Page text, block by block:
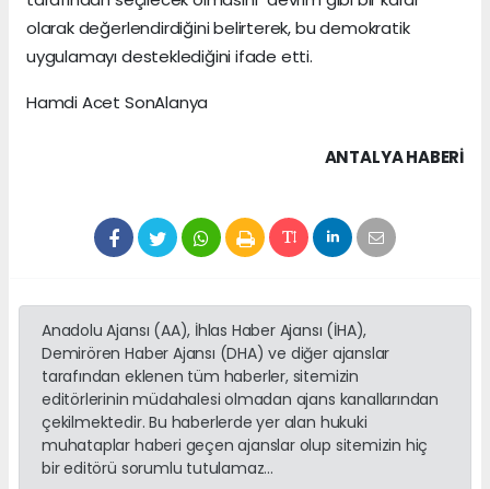
olarak değerlendirdiğini belirterek, bu demokratik
uygulamayı desteklediğini ifade etti.
Hamdi Acet SonAlanya
ANTALYA HABERİ
Anadolu Ajansı (AA), İhlas Haber Ajansı (İHA),
Demirören Haber Ajansı (DHA) ve diğer ajanslar
tarafından eklenen tüm haberler, sitemizin
editörlerinin müdahalesi olmadan ajans kanallarından
çekilmektedir. Bu haberlerde yer alan hukuki
muhataplar haberi geçen ajanslar olup sitemizin hiç
bir editörü sorumlu tutulamaz...